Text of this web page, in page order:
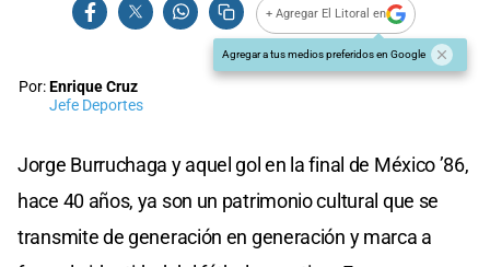
+ Agregar El Litoral en
Agregar a tus medios preferidos en Google
Por:Enrique Cruz
Jefe Deportes
Jorge Burruchaga y aquel gol en la final de México ’86,
hace 40 años, ya son un patrimonio cultural que se
transmite de generación en generación y marca a